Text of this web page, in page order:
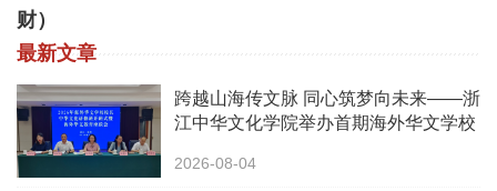
财）
最新文章
跨越山海传文脉 同心筑梦向未来——浙
江中华文化学院举办首期海外华文学校
2026-08-04